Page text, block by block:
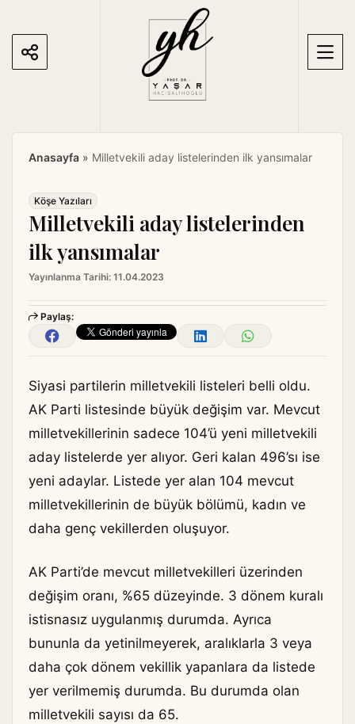
Anasayfa » Milletvekili aday listelerinden ilk yansımalar
Köşe Yazıları
Milletvekili aday listelerinden
ilk yansımalar
Yayınlanma Tarihi: 11.04.2023
Paylaş:
Siyasi partilerin milletvekili listeleri belli oldu.
AK Parti listesinde büyük değişim var. Mevcut
milletvekillerinin sadece 104’ü yeni milletvekili
aday listelerde yer alıyor. Geri kalan 496’sı ise
yeni adaylar. Listede yer alan 104 mevcut
milletvekillerinin de büyük bölümü, kadın ve
daha genç vekillerden oluşuyor.
AK Parti’de mevcut milletvekilleri üzerinden
değişim oranı, %65 düzeyinde. 3 dönem kuralı
istisnasız uygulanmış durumda. Ayrıca
bununla da yetinilmeyerek, aralıklarla 3 veya
daha çok dönem vekillik yapanlara da listede
yer verilmemiş durumda. Bu durumda olan
milletvekili sayısı da 65.